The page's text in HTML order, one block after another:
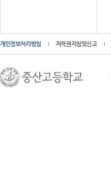
개인정보처리방침 저작권지침및신고